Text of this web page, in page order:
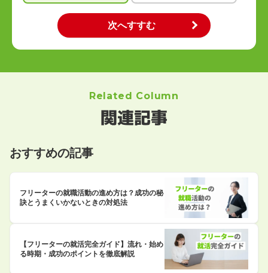
Related Column
関連記事
おすすめの記事
フリーターの就職活動の進め方は？成功の秘
訣とうまくいかないときの対処法
【フリーターの就活完全ガイド】流れ・始め
る時期・成功のポイントを徹底解説